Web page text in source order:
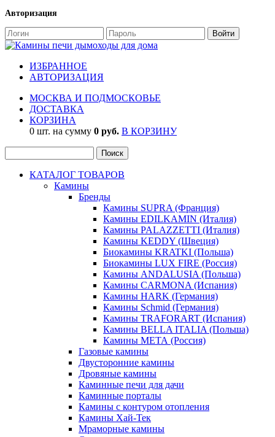
Авторизация
ИЗБРАННОЕ
АВТОРИЗАЦИЯ
МОСКВА И ПОДМОСКОВЬЕ
ДОСТАВКА
КОРЗИНА
0 шт. на сумму 0 руб. В КОРЗИНУ
КАТАЛОГ ТОВАРОВ
Камины
Бренды
Камины SUPRA (Франция)
Камины EDILKAMIN (Италия)
Камины PALAZZETTI (Италия)
Камины KEDDY (Швеция)
Биокамины KRATKI (Польша)
Биокамины LUX FIRE (Россия)
Камины ANDALUSIA (Польша)
Камины CARMONA (Испания)
Камины HARK (Германия)
Камины Schmid (Германия)
Камины TRAFORART (Испания)
Камины BELLA ITALIA (Польша)
Камины МЕТА (Россия)
Газовые камины
Двусторонние камины
Дровяные камины
Каминные печи для дачи
Каминные порталы
Камины с контуром отопления
Камины Хай-Тек
Мраморные камины